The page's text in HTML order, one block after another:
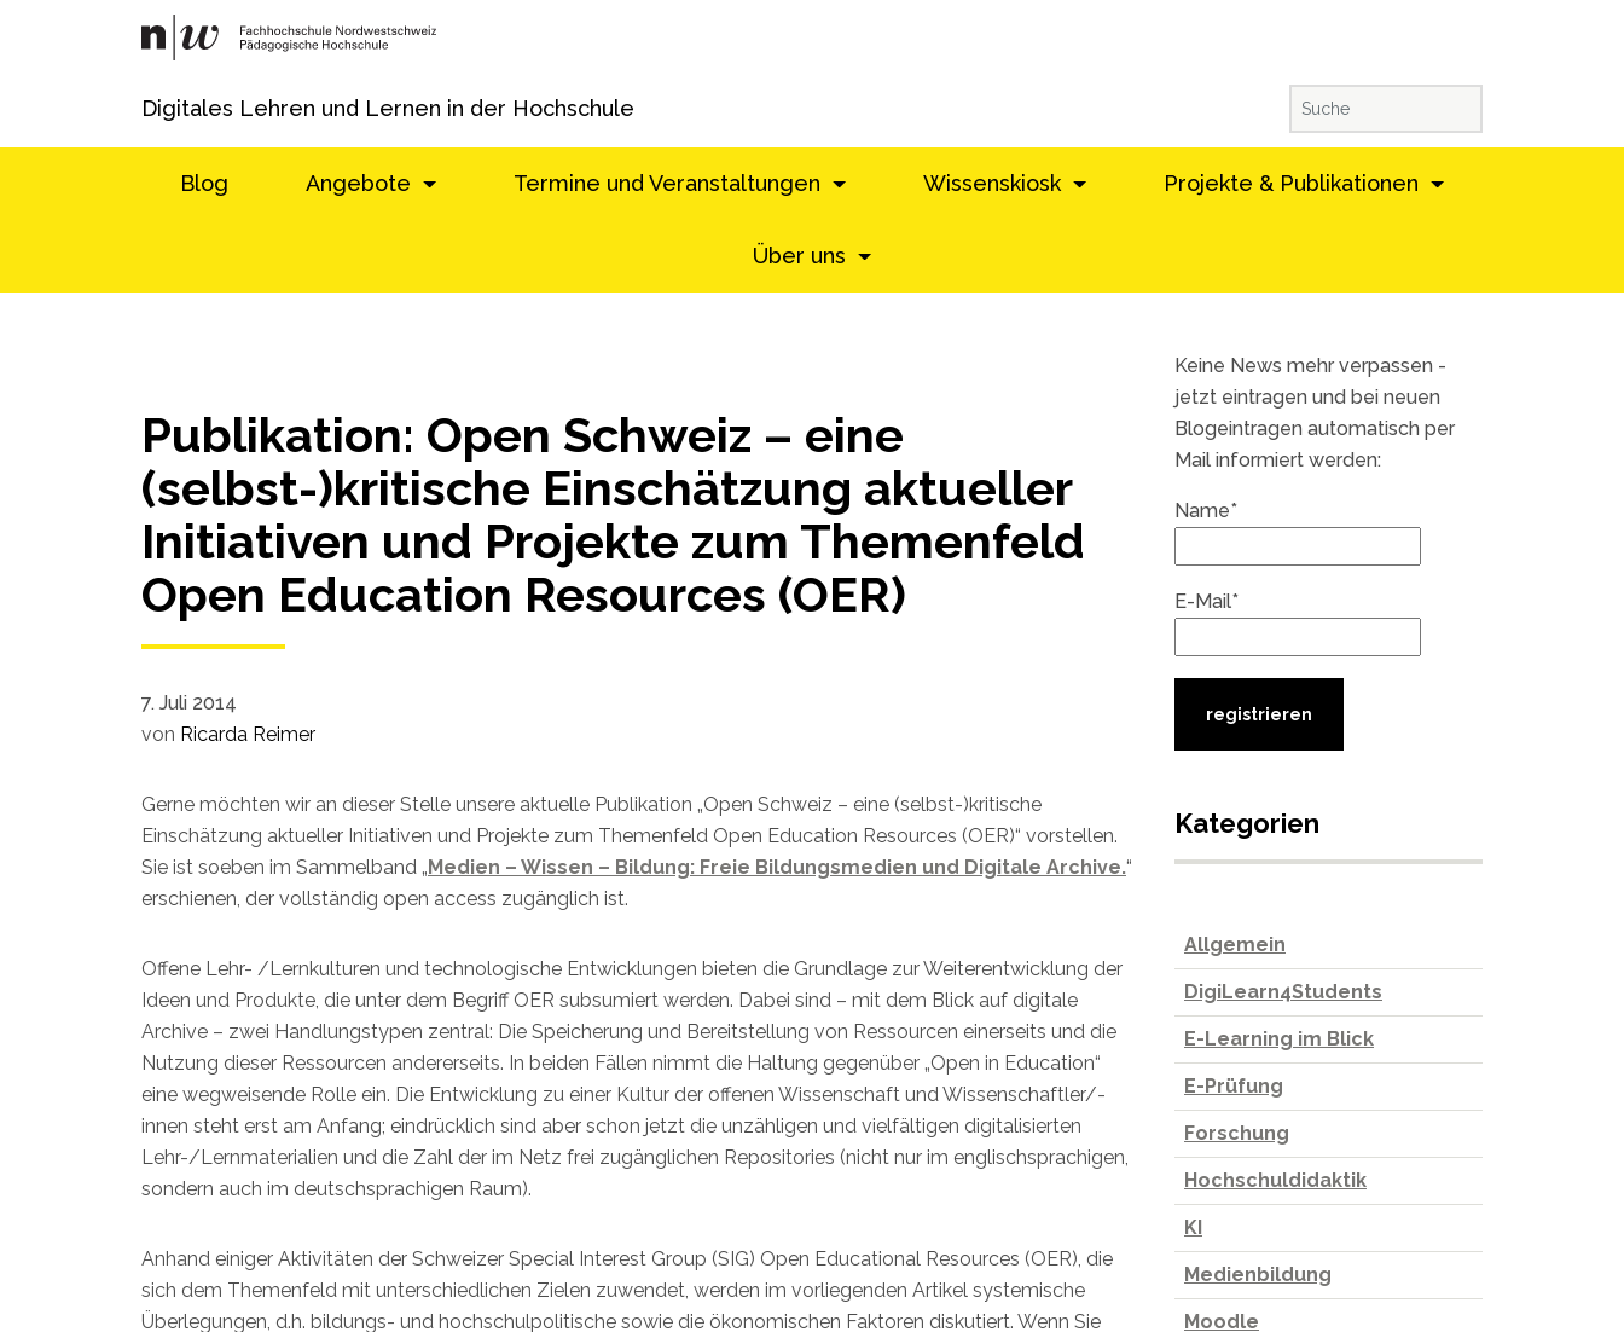
Digitales Lehren und Lernen in der Hochschule
Blog Angebote Termine und Veranstaltungen Wissenskiosk Projekte & Publikationen
Über uns
Publikation: Open Schweiz – eine
(selbst-)kritische Einschätzung aktueller
Initiativen und Projekte zum Themenfeld
Open Education Resources (OER)
7. Juli 2014
von Ricarda Reimer
Gerne möchten wir an dieser Stelle unsere aktuelle Publikation „Open Schweiz – eine (selbst-)kritische
Einschätzung aktueller Initiativen und Projekte zum Themenfeld Open Education Resources (OER)“ vorstellen.
Sie ist soeben im Sammelband „Medien – Wissen – Bildung: Freie Bildungsmedien und Digitale Archive.“
erschienen, der vollständig open access zugänglich ist.
Offene Lehr- /Lernkulturen und technologische Entwicklungen bieten die Grundlage zur Weiterentwicklung der
Ideen und Produkte, die unter dem Begriff OER subsumiert werden. Dabei sind – mit dem Blick auf digitale
Archive – zwei Handlungstypen zentral: Die Speicherung und Bereitstellung von Ressourcen einerseits und die
Nutzung dieser Ressourcen andererseits. In beiden Fällen nimmt die Haltung gegenüber „Open in Education“
eine wegweisende Rolle ein. Die Entwicklung zu einer Kultur der offenen Wissenschaft und Wissenschaftler/-
innen steht erst am Anfang; eindrücklich sind aber schon jetzt die unzähligen und vielfältigen digitalisierten
Lehr-/Lernmaterialien und die Zahl der im Netz frei zugänglichen Repositories (nicht nur im englischsprachigen,
sondern auch im deutschsprachigen Raum).
Anhand einiger Aktivitäten der Schweizer Special Interest Group (SIG) Open Educational Resources (OER), die
sich dem Themenfeld mit unterschiedlichen Zielen zuwendet, werden im vorliegenden Artikel systemische
Überlegungen, d.h. bildungs- und hochschulpolitische sowie die ökonomischen Faktoren diskutiert. Wenn Sie
Keine News mehr verpassen -
jetzt eintragen und bei neuen
Blogeintragen automatisch per
Mail informiert werden:
Name*
E-Mail*
Kategorien
Allgemein
DigiLearn4Students
E-Learning im Blick
E-Prüfung
Forschung
Hochschuldidaktik
KI
Medienbildung
Moodle